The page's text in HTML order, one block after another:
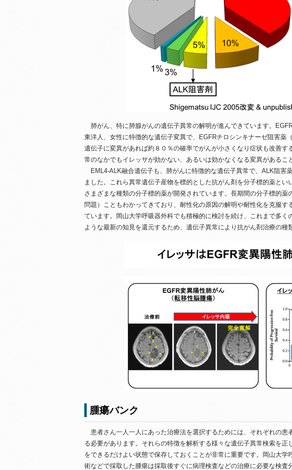
肺がん、特に肺腺がんの遺伝子異常の解明が進んできています。
東洋人、女性に特徴的な遺伝子変異で、EGFRチロシンキナーゼ阻害薬
遺伝子に変異があれば約８０％の確率でがんが小さくなり症状も改善
常のなかでもイレッサが効かない、あるいは効かなくなる変異があるこ
EML4-ALK融合遺伝子も、肺がんに特徴的な遺伝子異常で、ALK阻害
ました。これら異常遺伝子産物を標的とした抗がん剤を分子標的薬とい
さまざまな種類の分子標的薬が開発されています。長期間の分子標的
問題）こともわかってきており、耐性化の原因の解明や耐性化を克服
ています。岡山大学呼吸器外科でも積極的に検討を続け、これまで多
ような最新の知見を還元するため、遺伝子異常により抗がん剤治療の
腫瘍バンク
患者さん一人一人にあった治療法を選択するためには、それぞれの患
る必要があります。それらの特徴を解析する様々な遺伝子異常検索を
をできるだけよい状態で保存しておくことが非常に重要です。岡山大
術などで採取した腫瘍は採取後すぐに病理検査などの治療に必要な検査